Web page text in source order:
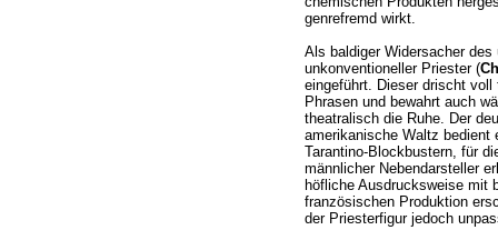
genrefremd wirkt.
Als baldiger Widersacher
unkonventioneller Priester (
eingeführt. Dieser drischt
Phrasen und bewahrt auch
theatralisch die Ruhe. Der
amerikanische Waltz bedient
Tarantino-Blockbustern, für
männlicher Nebendarsteller
höfliche Ausdrucksweise mit
französischen Produktion
der Priesterfigur jedoch